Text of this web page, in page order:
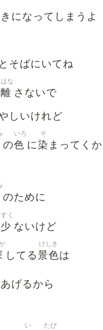
きになってしまうよ
そばにいてね
離
はな
さないで
しいけれど
の色
いろ
に染
そ
まってく
のために
少
すく
ないけど
してる景色
けしき
は
げるから
い たび